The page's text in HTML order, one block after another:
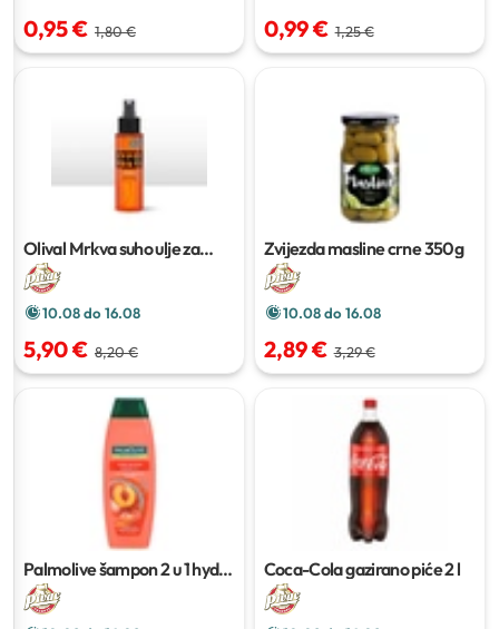
0,95 € 1,80 € 0,99 € 1,25 €
Olival Mrkva suho ulje za
ubrzano tamnjenje Sun
Super
10.08 do 16.08
5,90 € 8,20 €
Zvijezda masline crne350g
10.08 do 16.08
2,89 € 3,29 €
Palmolive šampon 2 u 1 hydra
balance
Coca-Cola gazirano piće2 l